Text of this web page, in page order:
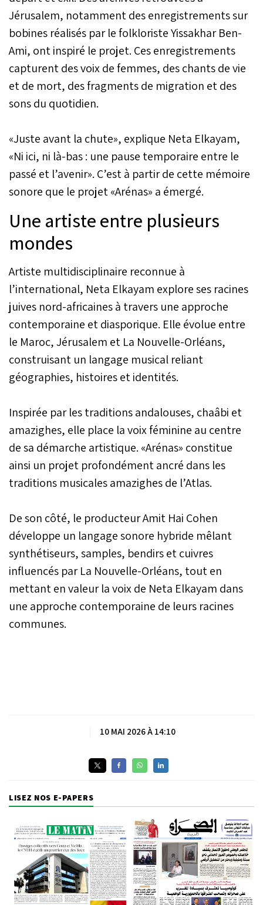
Jérusalem, notamment des enregistrements sur
bobines réalisés par le folkloriste Yissakhar Ben-
Ami, ont inspiré le projet. Ces enregistrements
capturent des voix de femmes, des chants de vie
et de mort, des fragments de migration et des
sons du quotidien.
«Juste avant la chute», explique Neta Elkayam,
«Ni ici, ni là-bas : une pause temporaire entre le
passé et l’avenir». C’est à partir de cette mémoire
sonore que le projet «Arénas» a émergé.
Une artiste entre plusieurs
mondes
Artiste multidisciplinaire reconnue à
l’international, Neta Elkayam explore ses racines
juives nord-africaines à travers une approche
contemporaine et diasporique. Elle évolue entre
le Maroc, Jérusalem et La Nouvelle-Orléans,
construisant un langage musical reliant
géographies, histoires et identités.
Inspirée par les traditions andalouses, chaâbi et
amazighes, elle place la voix féminine au centre
de sa démarche artistique. «Arénas» constitue
ainsi un projet profondément ancré dans les
traditions musicales amazighes de l’Atlas.
De son côté, le producteur Amit Hai Cohen
développe un langage sonore hybride mêlant
synthétiseurs, samples, bendirs et cuivres
influencés par La Nouvelle-Orléans, tout en
mettant en valeur la voix de Neta Elkayam dans
une approche contemporaine de leurs racines
communes.
10 MAI 2026 À 14:10
LISEZ NOS E-PAPERS